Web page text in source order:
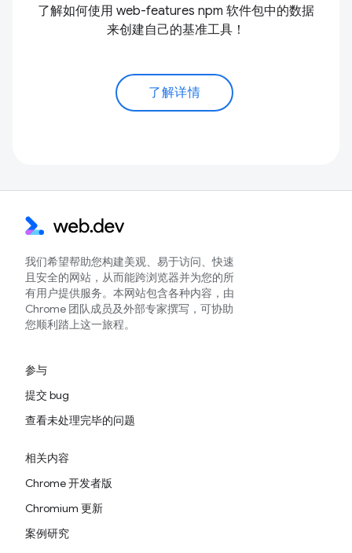
了解如何使用 web-features npm 软件包中的数据
来创建自己的基准工具！
了解详情
我们希望帮助您构建美观、易于访问、快速
且安全的网站，从而能跨浏览器并为您的所
有用户提供服务。本网站包含各种内容，由
Chrome 团队成员及外部专家撰写，可协助
您顺利踏上这一旅程。
参与
提交 bug
查看未处理完毕的问题
相关内容
Chrome 开发者版
Chromium 更新
案例研究